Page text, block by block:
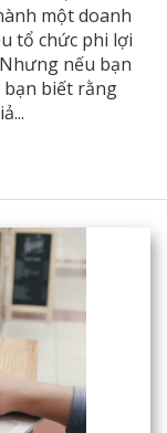
một doanh
tổ chức phi lợi
nếu bạn
bạn biết rằng